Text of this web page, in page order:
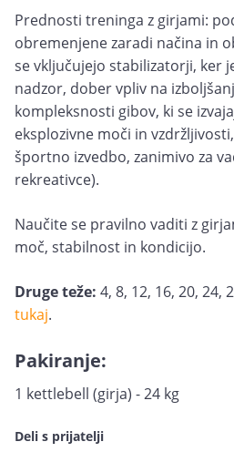
Prednosti treninga z girjami:
obremenjene zaradi načina in
se vključujejo stabilizatorji, ker
nadzor, dober vpliv na
kompleksnosti gibov, ki se
eksplozivne moči in
športno izvedbo, zanimivo za
rekreativce).
Naučite se pravilno vaditi z
moč, stabilnost in kondicijo.
Druge teže: 4, 8, 12, 16, 20, 24,
tukaj.
Pakiranje:
1 kettlebell (girja) - 24 kg
Deli s prijatelji